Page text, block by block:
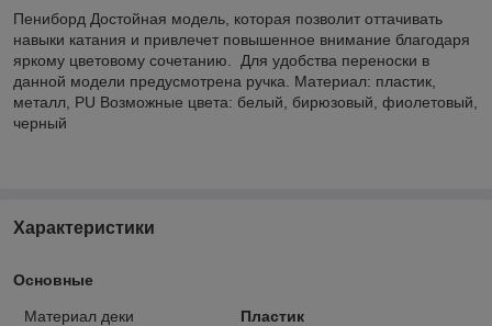
Пениборд Достойная модель, которая позволит оттачивать
навыки катания и привлечет повышенное внимание благодаря
яркому цветовому сочетанию. Для удобства переноски в
данной модели предусмотрена ручка. Материал: пластик,
металл, PU Возможные цвета: белый, бирюзовый, фиолетовый,
черный
Характеристики
Основные
Материал деки Пластик